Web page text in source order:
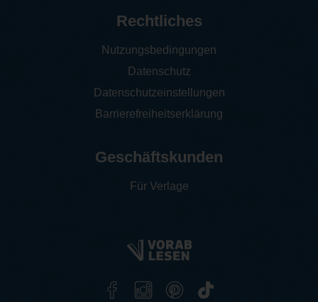
Rechtliches
Nutzungsbedingungen
Datenschutz
Datenschutzeinstellungen
Barrierefreiheitserklärung
Geschäftskunden
Für Verlage